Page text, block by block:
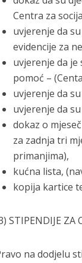
Centra za
uvjerenje da
evidencije za
uvjerenje da
pomoć –
uvjerenje da
uvjerenje da
dokaz o
za zadnja tri
primanjima),
kućna lista,
kopija kartice
STIPENDIJE ZA
na dodjelu